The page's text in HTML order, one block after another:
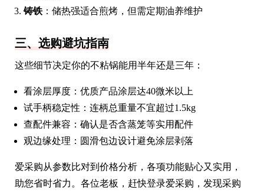
铸铁：储热强适合煎烤，但需定期油养维护
三、选购避坑指南
这些细节决定你的不粘锅能用半年还是三年：
看涂层厚度：优质产品涂层达40微米以上
试手柄稳定性：连柄总重量不宜超过1.5kg
查配件兼容：确认是否含蒸笼等实用配件
观边缘处理：圆滑包边设计避免涂层剥落
爱采购从参数比对到价格分析，各项功能贴心又实用，
助您省时省力。各位老板，赶快登录爱采购，发现采购